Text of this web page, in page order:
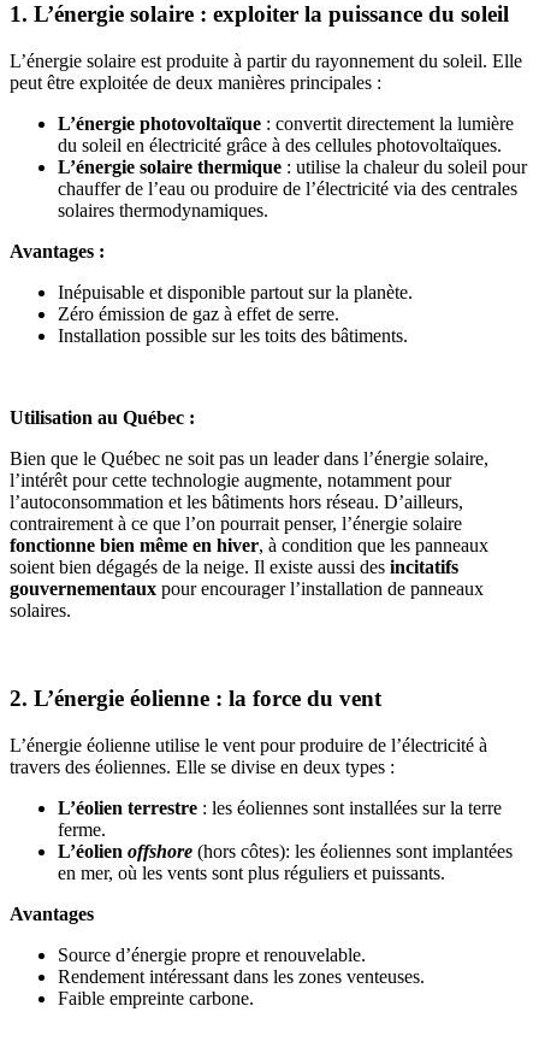
1. L’énergie solaire : exploiter la puissance du soleil
L’énergie solaire est produite à partir du rayonnement du soleil. Elle
peut être exploitée de deux manières principales :
L’énergie photovoltaïque : convertit directement la lumière
du soleil en électricité grâce à des cellules photovoltaïques.
L’énergie solaire thermique : utilise la chaleur du soleil pour
chauffer de l’eau ou produire de l’électricité via des centrales
solaires thermodynamiques.
Avantages :
Inépuisable et disponible partout sur la planète.
Zéro émission de gaz à effet de serre.
Installation possible sur les toits des bâtiments.
Utilisation au Québec :
Bien que le Québec ne soit pas un leader dans l’énergie solaire,
l’intérêt pour cette technologie augmente, notamment pour
l’autoconsommation et les bâtiments hors réseau. D’ailleurs,
contrairement à ce que l’on pourrait penser, l’énergie solaire
fonctionne bien même en hiver, à condition que les panneaux
soient bien dégagés de la neige. Il existe aussi des incitatifs
gouvernementaux pour encourager l’installation de panneaux
solaires.
2. L’énergie éolienne : la force du vent
L’énergie éolienne utilise le vent pour produire de l’électricité à
travers des éoliennes. Elle se divise en deux types :
L’éolien terrestre : les éoliennes sont installées sur la terre
ferme.
L’éolien offshore (hors côtes): les éoliennes sont implantées
en mer, où les vents sont plus réguliers et puissants.
Avantages
Source d’énergie propre et renouvelable.
Rendement intéressant dans les zones venteuses.
Faible empreinte carbone.